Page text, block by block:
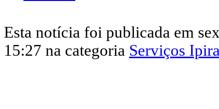
Esta notícia foi publicada em
15:27 na categoria Serviços